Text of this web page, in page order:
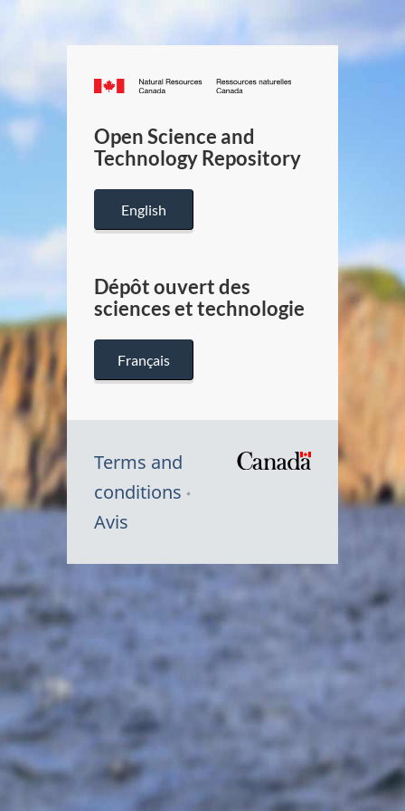
Canada.ca
/
Canada
Open Science and
Technology Repository
English
Dépôt ouvert des
sciences et technologie
Français
Terms and
conditions
Avis
Symbole
Canada